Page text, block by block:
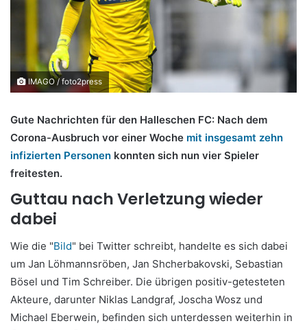
IMAGO / foto2press
Gute Nachrichten für den Halleschen FC: Nach dem
Corona-Ausbruch vor einer Woche mit insgesamt zehn
infizierten Personen konnten sich nun vier Spieler
freitesten.
Guttau nach Verletzung wieder
dabei
Wie die "Bild" bei Twitter schreibt, handelte es sich dabei
um Jan Löhmannsröben, Jan Shcherbakovski, Sebastian
Bösel und Tim Schreiber. Die übrigen positiv-getesteten
Akteure, darunter Niklas Landgraf, Joscha Wosz und
Michael Eberwein, befinden sich unterdessen weiterhin in